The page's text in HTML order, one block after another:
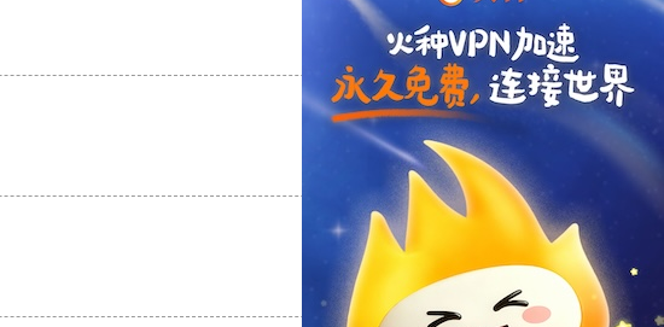
支持[0] 反对
支持
支持 反对